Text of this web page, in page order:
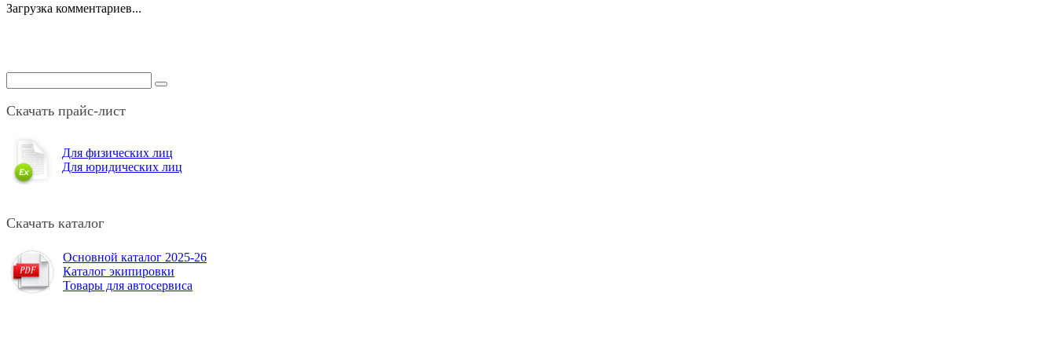
Загрузка комментариев...
Скачать прайс-лист
Для физических лиц
Для юридических лиц
Скачать каталог
Основной каталог 2025-26
Каталог экипировки
Товары для автосервиса